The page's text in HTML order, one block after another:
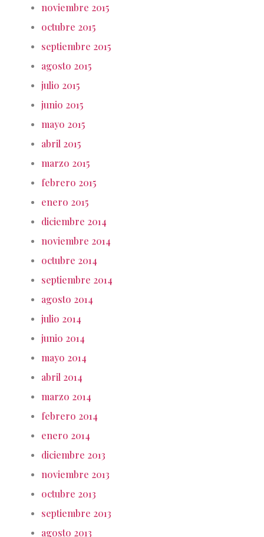
noviembre 2015
octubre 2015
septiembre 2015
agosto 2015
julio 2015
junio 2015
mayo 2015
abril 2015
marzo 2015
febrero 2015
enero 2015
diciembre 2014
noviembre 2014
octubre 2014
septiembre 2014
agosto 2014
julio 2014
junio 2014
mayo 2014
abril 2014
marzo 2014
febrero 2014
enero 2014
diciembre 2013
noviembre 2013
octubre 2013
septiembre 2013
agosto 2013